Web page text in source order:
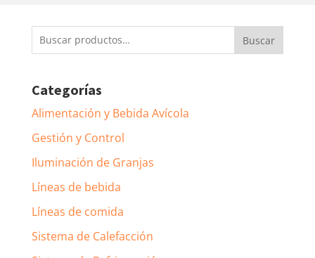
Buscar
por:
Buscar
Categorías
Alimentación y Bebida Avícola
Gestión y Control
Iluminación de Granjas
Líneas de bebida
Líneas de comida
Sistema de Calefacción